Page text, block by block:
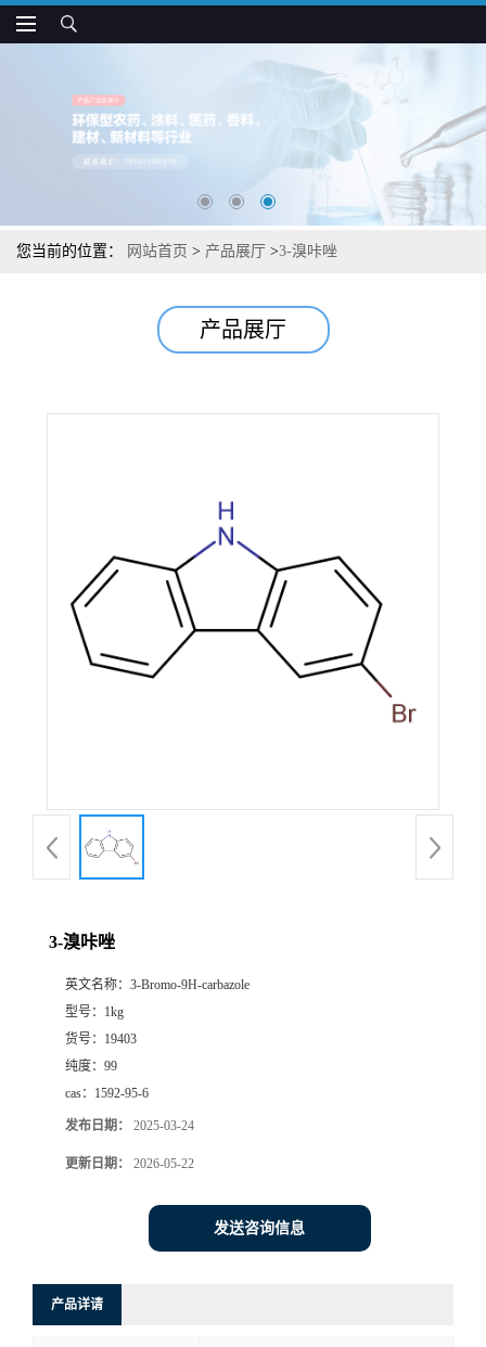
您当前的位置： 网站首页 > 产品展厅 >3-溴咔唑
产品展厅
3-溴咔唑
英文名称： 3-Bromo-9H-carbazole
型号： 1kg
货号： 19403
纯度： 99
cas： 1592-95-6
发布日期： 2025-03-24
更新日期： 2026-05-22
发送咨询信息
产品详请